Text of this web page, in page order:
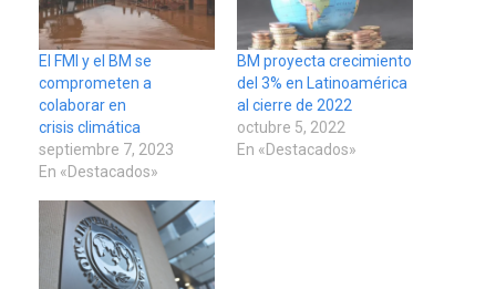
El FMI y el BM se
comprometen a
colaborar en
crisis climática
septiembre 7, 2023
En «Destacados»
BM proyecta crecimiento
del 3% en Latinoamérica
al cierre de 2022
octubre 5, 2022
En «Destacados»